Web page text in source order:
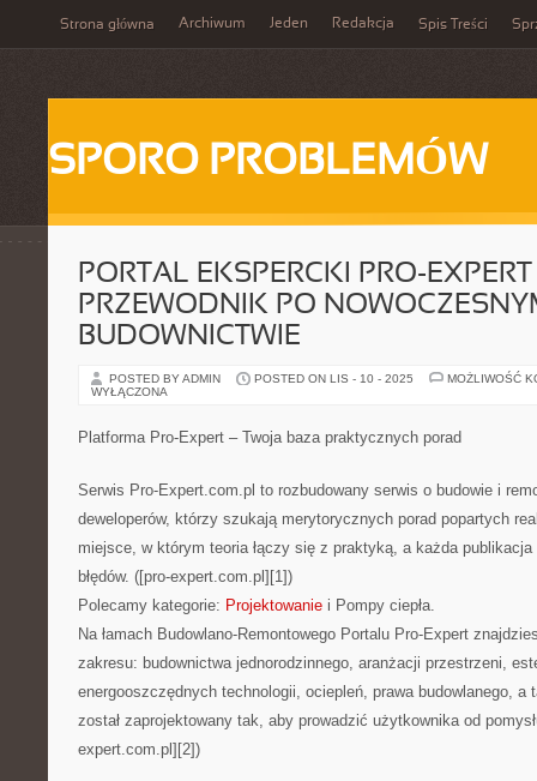
Strona główna Archiwum Jeden Redakcja Spis Treści
SPORO PROBLEMÓW
PORTAL EKSPERCKI PRO-EXPERT
PRZEWODNIK PO
BUDOWNICTWIE
POSTED BY ADMIN POSTED ON LIS - 10 - 2025
MOŻLIWOŚĆ
WYŁĄCZONA
Platforma Pro-Expert – Twoja baza praktycznych porad
Serwis Pro-Expert.com.pl to rozbudowany serwis o budowie i
deweloperów, którzy szukają merytorycznych porad popartych
miejsce, w którym teoria łączy się z praktyką, a każda
błędów. ([pro-expert.com.pl][1])
Polecamy kategorie: Projektowanie i Pompy ciepła.
Na łamach Budowlano-Remontowego Portalu Pro-Expert
zakresu: budownictwa jednorodzinnego, aranżacji przestrzeni,
energooszczędnych technologii, ociepleń, prawa budowlanego, a
został zaprojektowany tak, aby prowadzić użytkownika od
expert.com.pl][2])